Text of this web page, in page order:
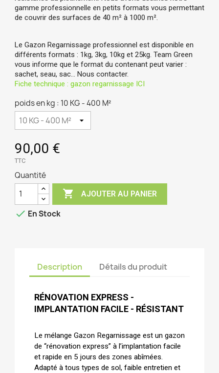
gamme professionnelle en petits formats vous permettant
de couvrir des surfaces de 40 m² à 1000 m².
Le Gazon Regarnissage professionnel est disponible en
différents formats : 1kg, 3kg, 10kg et 25kg. Team Green
vous informe que le format du contenant peut varier :
sachet, seau, sac… Nous contacter.
Fiche technique : gazon regarnissage ICI
poids en kg : 10 KG - 400 M²
90,00 €
TTC
Quantité
 AJOUTER AU PANIER
 En Stock
Description Détails du produit
RÉNOVATION EXPRESS -
IMPLANTATION FACILE - RÉSISTANT
Le mélange Gazon Regarnissage est un gazon
de “rénovation express” à l’implantation facile
et rapide en 5 jours des zones abîmées.
Adapté à tous types de sol, faible entretien et